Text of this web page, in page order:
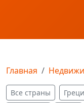
Главная
Все страны